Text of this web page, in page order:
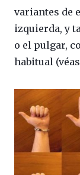
variantes de
izquierda, y
o el pulgar,
habitual